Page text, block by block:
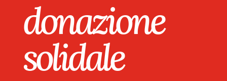
donazione
solidale